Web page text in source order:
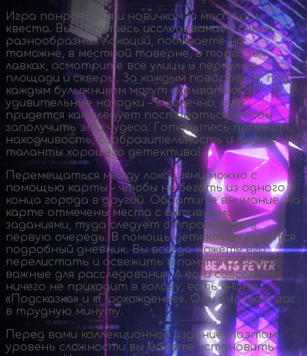
Игра понравится и новичкам, и мастерам
квеста. Вы займетесь исследованием самых
разнообразных локаций, побываете на
таможне, в местной таверне, в торговых
лавках, осмотрите все улицы и переулки,
площади и скверы. За каждым поворотом, под
каждым булыжником могут скрываться
удивительные находки – и конечно, вам
придется как следует постараться, чтобы
заполучить эти чудеса. Готовьтесь проявить
находчивость, сообразительность и другие
таланты хорошего детектива!
Перемещаться между локациями можно с
помощью карты – чтобы не бегать из одного
конца города в другой. Обратите внимание, на
карте отмечены места с активными
заданиями, туда следует отправиться в
первую очередь. В помощь детективу ведется
подробный дневник. Вы всегда можете его
перелистать и освежить в памяти события,
важные для расследования. А если совсем уж
ничего не приходит в голову, есть кнопки
«Подсказка» и «Прохождение». Они выручат вас
в трудную минуту.
Перед вами коллекционное издание, поэтому
уровень сложности вы можете установить